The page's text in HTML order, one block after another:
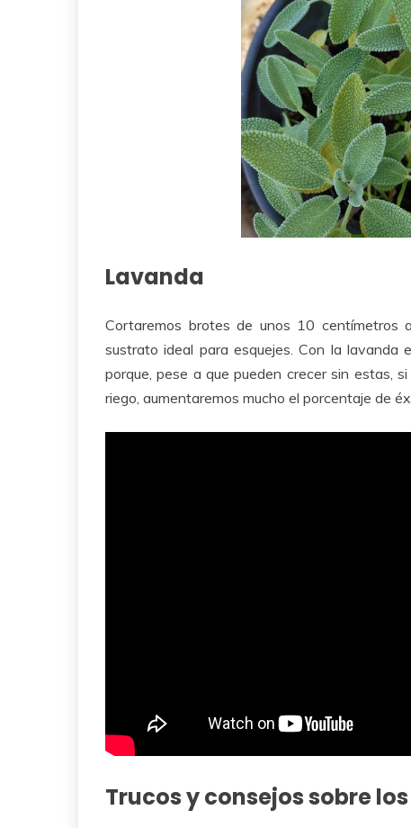
Lavanda
Cortaremos brotes de unos 10 centímetros
sustrato ideal para esquejes. Con la lavanda
porque, pese a que pueden crecer sin estas,
riego, aumentaremos mucho el porcentaje de
Trucos y consejos sobre